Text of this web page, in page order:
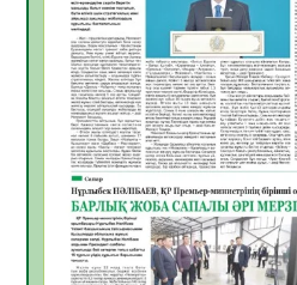
06.08.2026
АПВ вакцинасы туралы
06.08.2026
Open Air: Қызылорда
департаменті 20
көрерменнің
06.08.2026
ҚЫЗЫЛОРДАДА